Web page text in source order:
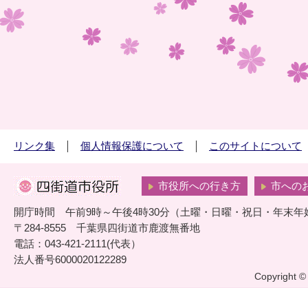
リンク集 個人情報保護について このサイトについて
市役所への行き方 市への
開庁時間 午前9時～午後4時30分（土曜・日曜・祝日・年末年
〒284-8555 千葉県四街道市鹿渡無番地
電話：043-421-2111(代表）
法人番号6000020122289
Copyright ©